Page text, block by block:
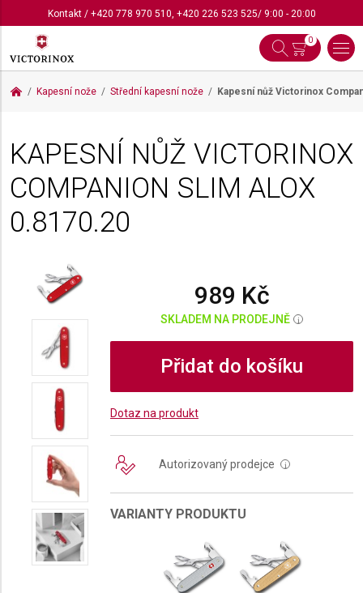
Kontakt/ +420 778 970 510, +420 226 523 525/ 9:00 - 20:00
0
Kapesní nože Střední kapesní nože Kapesní nůž Victorinox
KAPESNÍ NŮŽ VICTORINOX
COMPANION SLIM ALOX
0.8170.20
989 Kč
SKLADEM NA PRODEJNĚ i
Přidat do košíku
Dotaz na produkt
Autorizovaný prodejce i
VARIANTY PRODUKTU